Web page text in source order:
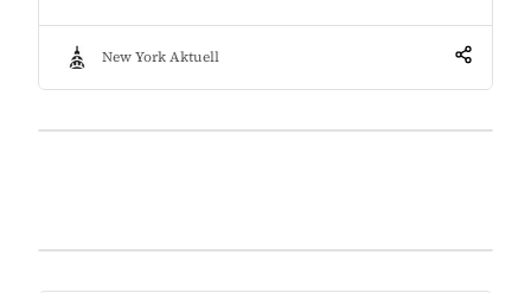
New York Aktuell